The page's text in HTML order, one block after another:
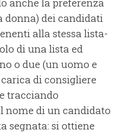
donna) dei candidati
alla stessa lista-
di una lista ed
o due (un uomo e
di consigliere
tracciando
nome di un candidato
segnata: si ottiene